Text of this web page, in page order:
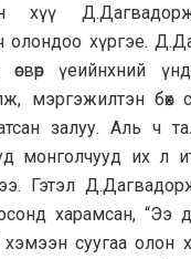
хүү
олондоо хүргэе.
үеийнхний
мэргэжилтэн бөх
залуу. Аль ч
монголчууд их л
Гэтэл
харамсан, “Ээ
хэмээн суугаа олон